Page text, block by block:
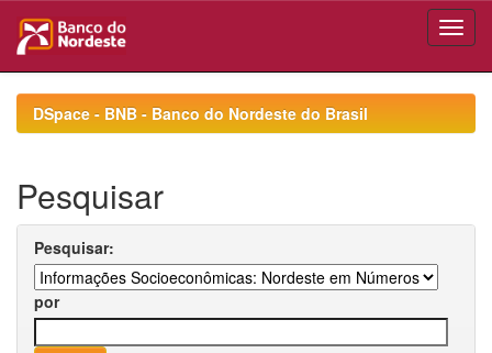
navigationDSpace - BNB - Banco do Nordeste do Brasil
Pesquisar
Pesquisar:
por